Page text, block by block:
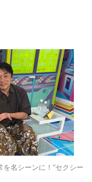
を名シーンに！“セクシー